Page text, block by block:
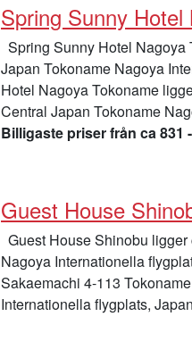
Spring Sunny
Spring Sunny Hotel Nagoya
Japan Tokoname Nagoya
Hotel Nagoya Tokoname
Central Japan Tokoname
Billigaste priser från ca 831
Guest House
Guest House Shinobu
Nagoya Internationella
Sakaemachi 4-113
Internationella flygplats,